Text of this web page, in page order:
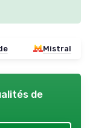
Mistral
de